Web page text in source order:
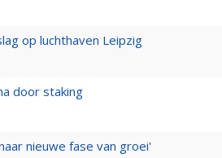
op luchthaven Leipzig
door staking
nieuwe fase van groei'